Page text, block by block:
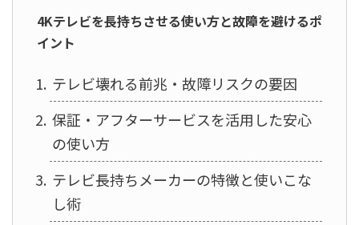
4Kテレビを長持ちさせる使い方と故障を避けるポ
イント
テレビ壊れる前兆・故障リスクの要因
保証・アフターサービスを活用した安心
の使い方
テレビ長持ちメーカーの特徴と使いこな
し術